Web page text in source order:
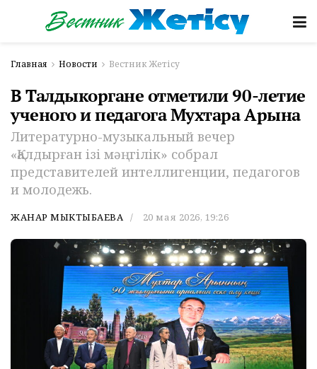
Главная Новости Вестник Жетісу
В Талдыкоргане отметили 90-летие
ученого и педагога Мухтара Арына
Литературно-музыкальный вечер
«Қалдырған ізі мәңгілік» собрал
представителей интеллигенции, педагогов
и молодежь.
ЖАНАР МЫКТЫБАЕВА 20 мая 2026, 19:26